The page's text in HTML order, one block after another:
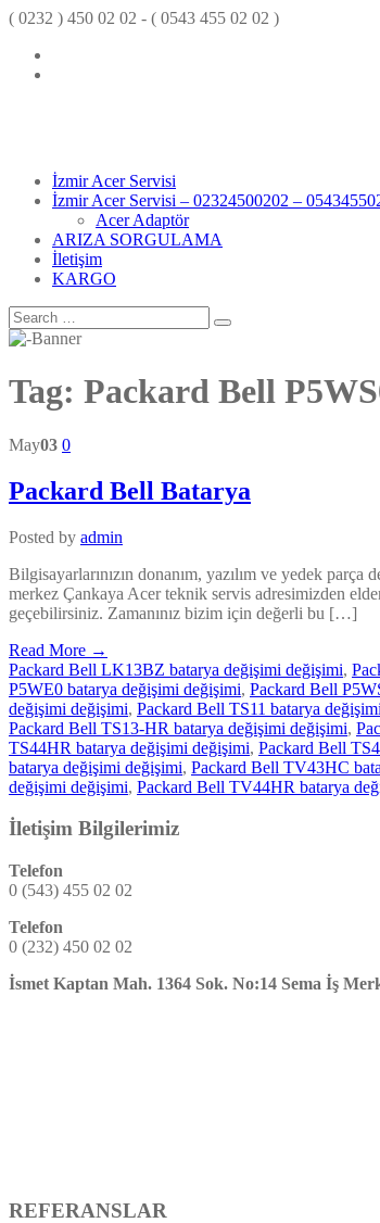
( 0232 ) 450 02 02 - ( 0543 455 02 02 )
İzmir Acer Servisi
İzmir Acer Servisi – 02324500202 –
Acer Adaptör
ARIZA SORGULAMA
İletişim
KARGO
Tag: Packard Bell
May03 0
Packard Bell Batarya
Posted by admin
Bilgisayarlarınızın donanım, yazılım ve yedek
merkez Çankaya Acer teknik servis adresimizden
geçebilirsiniz. Zamanınız bizim için değerli bu […]
Read More →
Packard Bell LK13BZ batarya değişimi değişimi,
P5WE0 batarya değişimi değişimi, Packard Bell
değişimi değişimi, Packard Bell TS11 batarya
Packard Bell TS13-HR batarya değişimi değişimi,
TS44HR batarya değişimi değişimi, Packard Bell
batarya değişimi değişimi, Packard Bell TV43HC
değişimi değişimi, Packard Bell TV44HR batarya
İletişim Bilgilerimiz
Telefon
0 (543) 455 02 02
Telefon
0 (232) 450 02 02
İsmet Kaptan Mah. 1364 Sok. No:14 Sema İş
REFERANSLAR